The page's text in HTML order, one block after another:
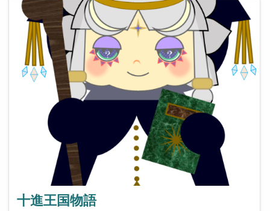
十進王国物語